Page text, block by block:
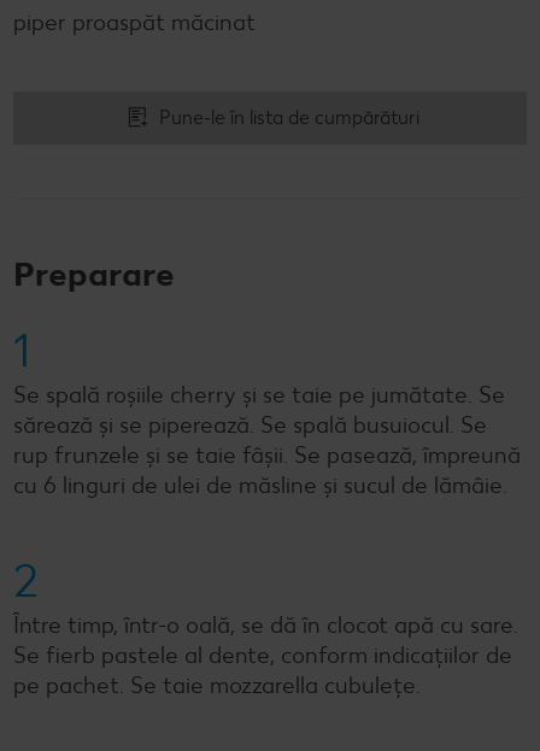
piper proaspăt măcinat
Pune-le în lista de cumpărături
Preparare
1
Se spală roșiile cherry și se taie pe jumătate. Se
sărează și se piperează. Se spală busuiocul. Se
rup frunzele și se taie fâșii. Se pasează, împreună
cu 6 linguri de ulei de măsline și sucul de lămâie.
2
Între timp, într-o oală, se dă în clocot apă cu sare.
Se fierb pastele al dente, conform indicațiilor de
pe pachet. Se taie mozzarella cubulețe.